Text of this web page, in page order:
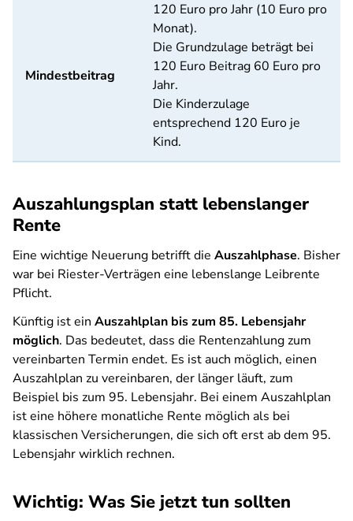
Mindestbeitrag
120 Euro pro Jahr (10 Euro pro
Monat).
Die Grundzulage beträgt bei
120 Euro Beitrag 60 Euro pro
Jahr.
Die Kinderzulage
entsprechend 120 Euro je
Kind.
Auszahlungsplan statt lebenslanger
Rente
Eine wichtige Neuerung betrifft die Auszahlphase. Bisher
war bei Riester-Verträgen eine lebenslange Leibrente
Pflicht.
Künftig ist ein Auszahlplan bis zum 85. Lebensjahr
möglich. Das bedeutet, dass die Rentenzahlung zum
vereinbarten Termin endet. Es ist auch möglich, einen
Auszahlplan zu vereinbaren, der länger läuft, zum
Beispiel bis zum 95. Lebensjahr. Bei einem Auszahlplan
ist eine höhere monatliche Rente möglich als bei
klassischen Versicherungen, die sich oft erst ab dem 95.
Lebensjahr wirklich rechnen.
Wichtig: Was Sie jetzt tun sollten